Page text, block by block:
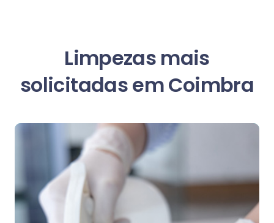
Limpezas mais
solicitadas em Coimbra